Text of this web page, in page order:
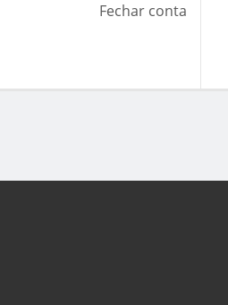
Fechar conta